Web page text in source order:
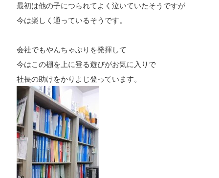
最初は他の子につられてよく泣いていたそうですが
今は楽しく通っているそうです。
会社でもやんちゃぶりを発揮して
今はこの棚を上に登る遊びがお気に入りで
社長の助けをかりよじ登っています。